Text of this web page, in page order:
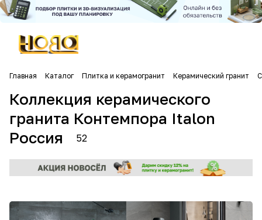
Главная Каталог Плитка и керамогранит Керамический гранит
Коллекция керамического
гранита Контемпора Italon
Россия
52